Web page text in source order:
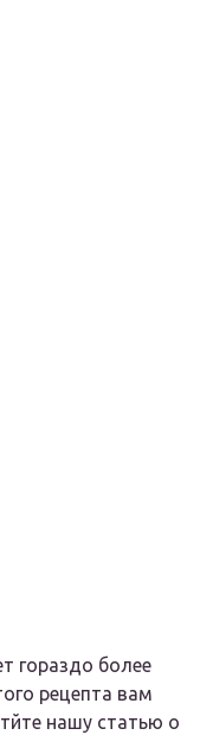
гораздо более
рецепта вам
нашу статью о